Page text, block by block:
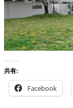
共有:
Facebook